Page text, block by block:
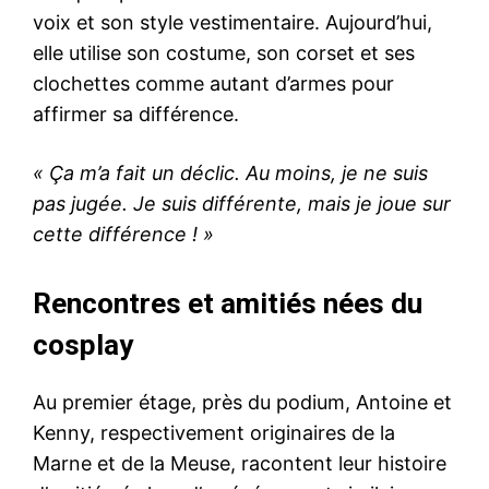
voix et son style vestimentaire. Aujourd’hui,
elle utilise son costume, son corset et ses
clochettes comme autant d’armes pour
affirmer sa différence.
« Ça m’a fait un déclic. Au moins, je ne suis
pas jugée. Je suis différente, mais je joue sur
cette différence ! »
Rencontres et amitiés nées du
cosplay
Au premier étage, près du podium, Antoine et
Kenny, respectivement originaires de la
Marne et de la Meuse, racontent leur histoire